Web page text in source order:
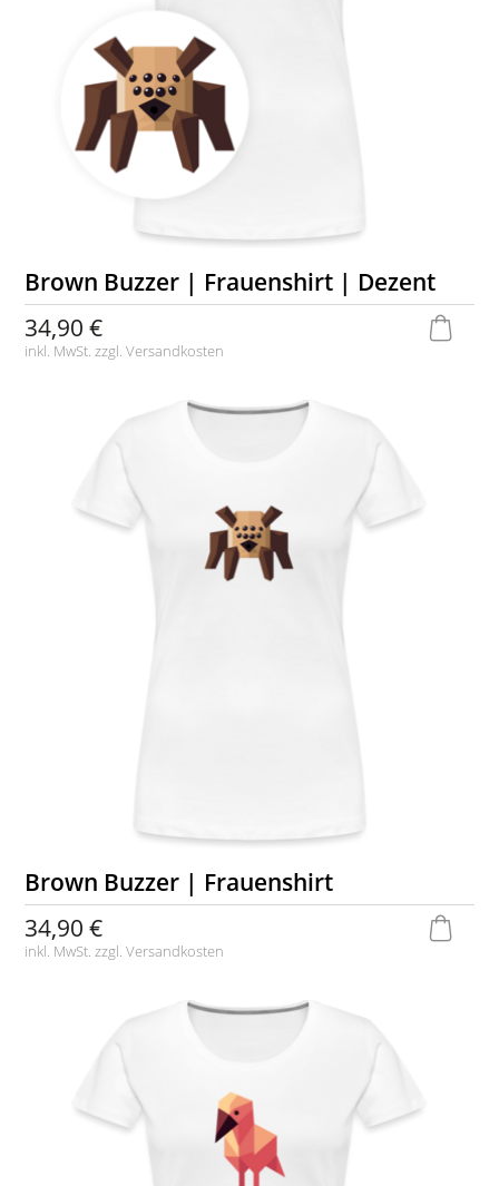
Brown Buzzer | Frauenshirt | Dezent
34,90 €
inkl. MwSt. zzgl.Versandkosten
Brown Buzzer | Frauenshirt
34,90 €
inkl. MwSt. zzgl.Versandkosten